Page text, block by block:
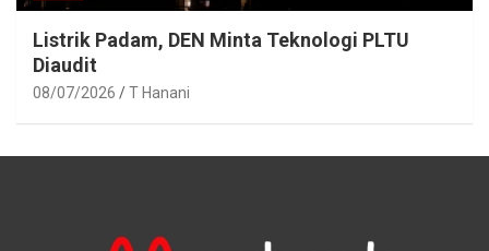
Listrik Padam, DEN Minta Teknologi PLTU
Diaudit
08/07/2026 T Hanani